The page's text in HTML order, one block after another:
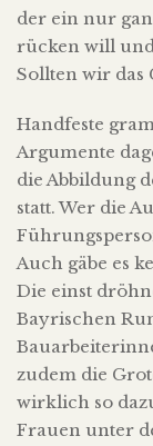
der ein nur
rücken will
Sollten wir das
Handfeste
Argumente
die Abbildung
statt. Wer die
Auch gäbe es
Die einst
Bayrischen
zudem die
wirklich so
Frauen unter